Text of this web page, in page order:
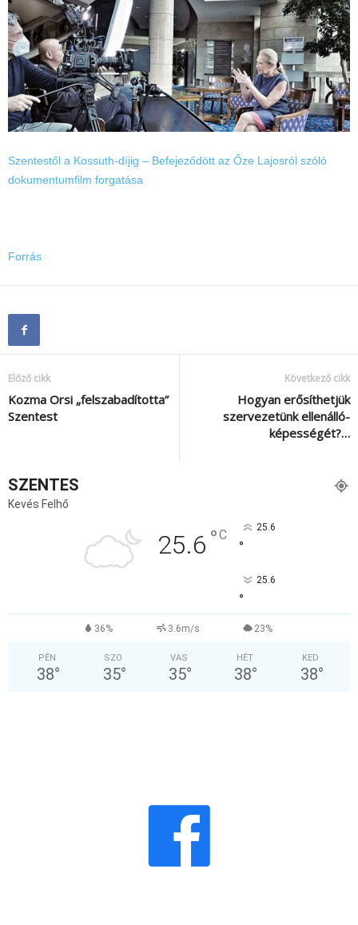
Szentestől a Kossuth-díjig – Befejeződött az Őze Lajosról szóló
dokumentumfilm forgatása
Forrás
Előző cikk
Kozma Orsi „felszabadította”
Szentest
Következő cikk
Hogyan erősíthetjük
szervezetünk ellenálló-
képességét?…
SZENTES
Kevés Felhő
25.6 °C 25.6
°
25.6
°
36% 3.6m/s 23%
PÉN
38°
SZO
35°
VAS
35°
HÉT
38°
KED
38°